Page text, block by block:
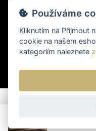
DOPRAVA A
© 2026 ITALSKY
Používáme
Kliknutím na Přijmout
cookie na našem eshopu. Více informací k
kategoriím naleznete